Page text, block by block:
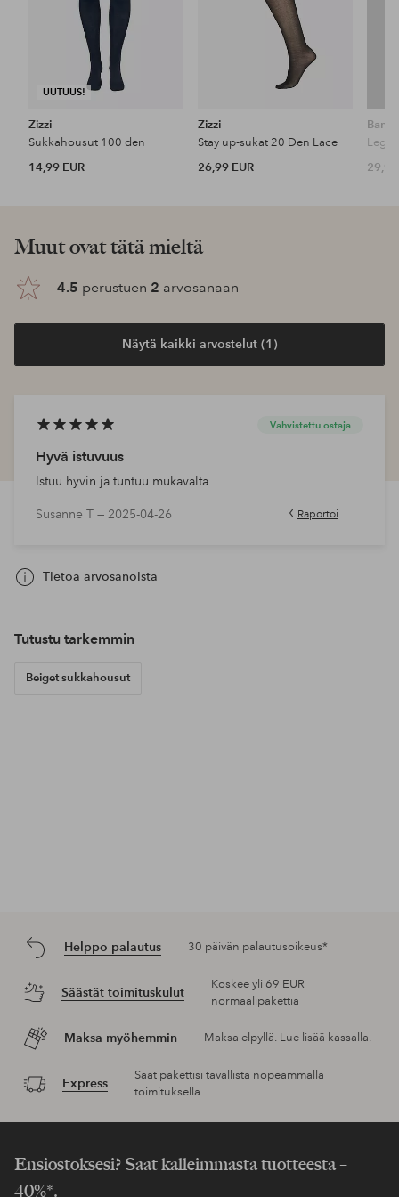
UUTUUS!
Zizzi
Sukkahousut 100 den
14,99 EUR
Zizzi
Stay up-sukat 20 Den Lace
26,99 EUR
29,90
Muut ovat tätä mieltä
4.5 perustuen 2 arvosanaan
Näytä kaikki arvostelut (1)
Vahvistettu ostaja
Hyvä istuvuus
Istuu hyvin ja tuntuu mukavalta
Susanne T — 2025-04-26 Raportoi
Tietoa arvosanoista
Tutustu tarkemmin
Beiget sukkahousut
Helppo palautus 30 päivän palautusoikeus*
Säästät toimituskulut
Koskee yli 69 EUR
normaalipakettia
Maksa myöhemmin Maksa elpyllä. Lue lisää kassalla.
Express
Saat pakettisi tavallista nopeammalla
toimituksella
Ensiostoksesi? Saat kalleimmasta tuotteesta –
40%*.